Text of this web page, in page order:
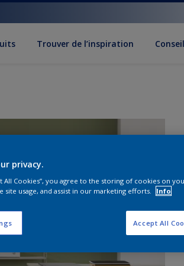
Trouver de l’inspiration
privacy.
All Cookies”, you agree to the storing of cookies on
site usage, and assist in our marketing efforts.
Info
Accept All